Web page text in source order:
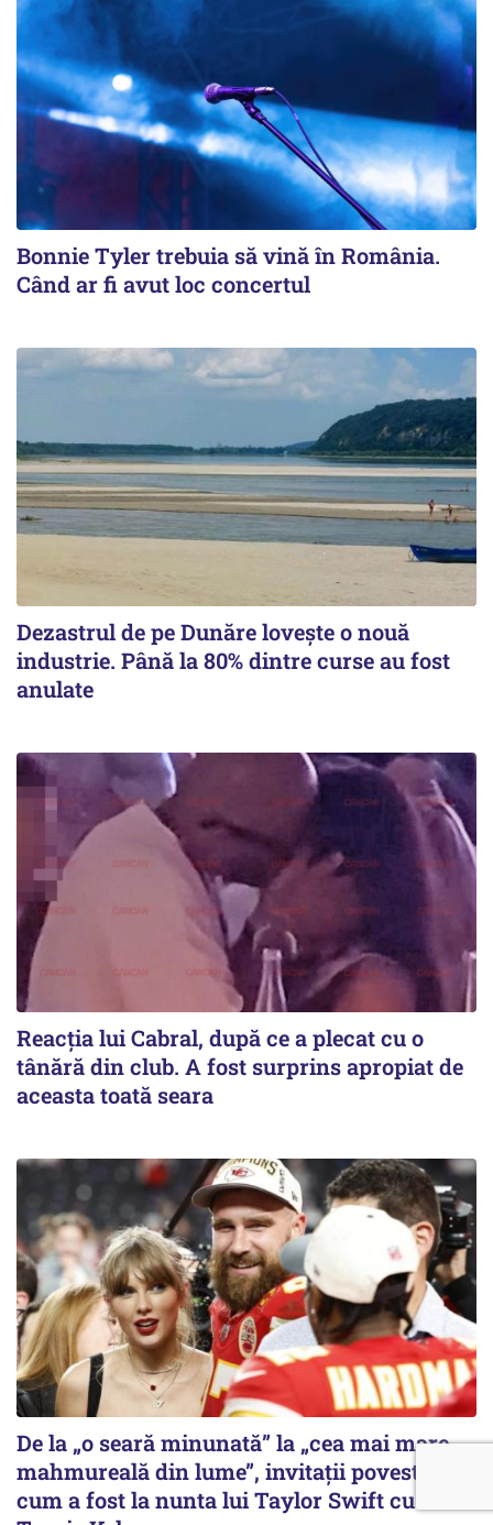
Bonnie Tyler trebuia să vină în România.
Când ar fi avut loc concertul
Dezastrul de pe Dunăre lovește o nouă
industrie. Până la 80% dintre curse au fost
anulate
Reacția lui Cabral, după ce a plecat cu o
tânără din club. A fost surprins apropiat de
aceasta toată seara
De la „o seară minunată” la „cea mai mare
mahmureală din lume”, invitații povestesc
cum a fost la nunta lui Taylor Swift cu